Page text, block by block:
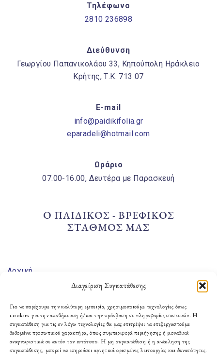
Διαχείριση Συγκατάθεσης
Για να παρέχουμε την καλύτερη εμπειρία, χρησιμοποιούμε τεχνολογίες όπως
cookies για την αποθήκευση ή/και την πρόσβαση σε πληροφορίες συσκευών. Η
συγκατάθεση για τις εν λόγω τεχνολογίες θα μας επιτρέψει να επεξεργαστούμε
δεδομένα προσωπικού χαρακτήρα, όπως συμπεριφορά περιήγησης ή μοναδικά
αναγνωριστικά σε αυτόν τον ιστότοπο. Η μη συγκατάθεση ή η ανάκληση της
συγκατάθεσης, μπορεί να επηρεάσει αρνητικά ορισμένες λειτουργίες και δυνατότητες.
Τηλέφωνο
2810 236898
Διεύθυνση
Γεωργίου Παπανικολάου 33, Κηπούπολη Ηράκλειο
Κρήτης, Τ.Κ. 713 07
E-mail
info@paidikifolia.gr
eparadeli@hotmail.com
Ωράριο
07.00-16.00, Δευτέρα με Παρασκευή
Ο ΠΑΙΔΙΚΟΣ - ΒΡΕΦΙΚΟΣ
ΣΤΑΘΜΟΣ ΜΑΣ
Αρχική
Δραστηριότητες
Τμήματα
Παροχές